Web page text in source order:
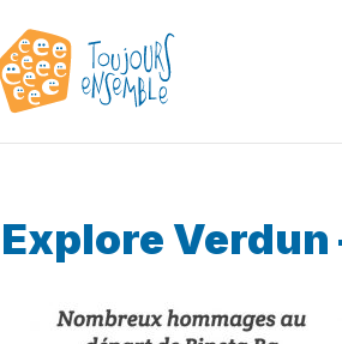
Explore Verdun